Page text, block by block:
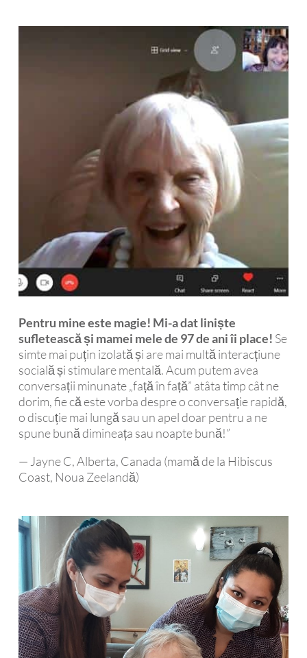
Pentru mine este magie! Mi-a dat liniște
sufletească și mamei mele de 97 de ani îi place! Se
simte mai puțin izolată și are mai multă interacțiune
socială și stimulare mentală. Acum putem avea
conversații minunate „față în față” atâta timp cât ne
dorim, fie că este vorba despre o conversație rapidă,
o discuție mai lungă sau un apel doar pentru a ne
spune bună dimineața sau noapte bună!”
— Jayne C, Alberta, Canada (mamă de la Hibiscus
Coast, Noua Zeelandă)